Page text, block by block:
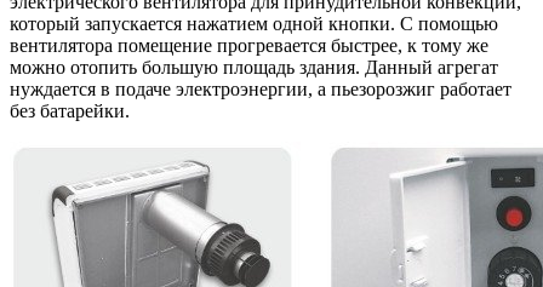
который запускается нажатием одной кнопки. С помощью
вентилятора помещение прогревается быстрее, к тому же
можно отопить большую площадь здания. Данный агрегат
нуждается в подаче электроэнергии, а пьезорозжиг работает
без батарейки.